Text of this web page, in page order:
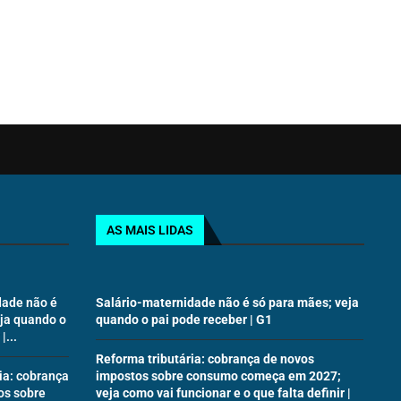
não é
quando o
|...
cobrança
sobre
AS MAIS LIDAS
Salário-maternidade não é só para mães; veja
quando o pai pode receber | G1
Reforma tributária: cobrança de novos
impostos sobre consumo começa em 2027;
veja como vai funcionar e o que falta definir |